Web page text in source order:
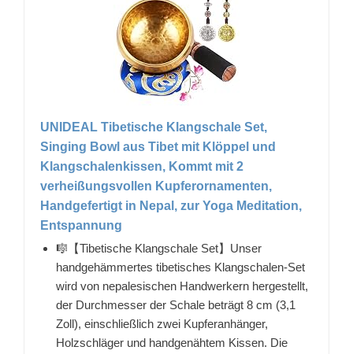
UNIDEAL Tibetische Klangschale Set,
Singing Bowl aus Tibet mit Klöppel und
Klangschalenkissen, Kommt mit 2
verheißungsvollen Kupferornamenten,
Handgefertigt in Nepal, zur Yoga Meditation,
Entspannung
🎼【Tibetische Klangschale Set】Unser
handgehämmertes tibetisches Klangschalen-Set
wird von nepalesischen Handwerkern hergestellt,
der Durchmesser der Schale beträgt 8 cm (3,1
Zoll), einschließlich zwei Kupferanhänger,
Holzschläger und handgenähtem Kissen. Die